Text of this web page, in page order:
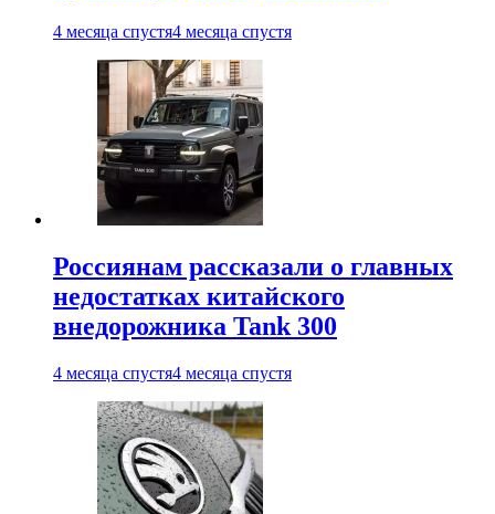
4 месяца спустя4 месяца спустя
Россиянам рассказали о главных
недостатках китайского
внедорожника Tank 300
4 месяца спустя4 месяца спустя